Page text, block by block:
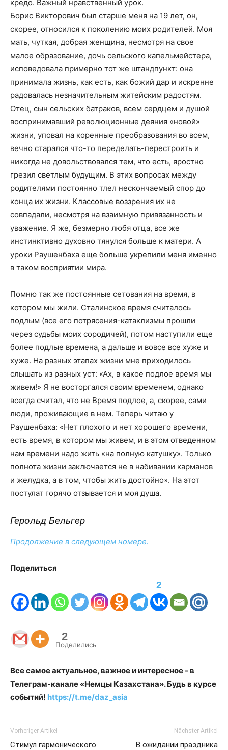
кредо. Важный нравственный урок.
Борис Викторович был старше меня на 19 лет, он,
скорее, относился к поколению моих родителей. Моя
мать, чуткая, добрая женщина, несмотря на свое
малое образование, дочь сельского капельмейстера,
исповедовала примерно тот же штандпункт: она
принимала жизнь, как есть, как божий дар и искренне
радовалась незначительным житейским радостям.
Отец, сын сельских батраков, всем сердцем и душой
воспринимавший революционные деяния «новой»
жизни, уповал на коренные преобразования во всем,
вечно старался что-то переделать-перестроить и
никогда не довольствовался тем, что есть, яростно
грезил светлым будущим. В этих вопросах между
родителями постоянно тлел нескончаемый спор до
конца их жизни. Классовые воззрения их не
совпадали, несмотря на взаимную привязанность и
уважение. Я же, безмерно любя отца, все же
инстинктивно духовно тянулся больше к матери. А
уроки Раушенбаха еще больше укрепили меня именно
в таком восприятии мира.
Помню так же постоянные сетования на время, в
котором мы жили. Сталинское время считалось
подлым (все его потрясения-катаклизмы прошли
через судьбы моих сородичей), потом наступили еще
более подлые времена, а дальше и вовсе все хуже и
хуже. На разных этапах жизни мне приходилось
слышать из разных уст: «Ах, в какое подлое время мы
живем!» Я не восторгался своим временем, однако
всегда считал, что не Время подлое, а, скорее, сами
люди, проживающие в нем. Теперь читаю у
Раушенбаха: «Нет плохого и нет хорошего времени,
есть время, в котором мы живем, и в этом отведенном
нам времени надо жить «на полную катушку». Только
полнота жизни заключается не в набивании карманов
и желудка, а в том, чтобы жить достойно». На этот
постулат горячо отзывается и моя душа.
Герольд Бельгер
Продолжение в следующем номере.
Поделиться
2
2
Поделились
Все самое актуальное, важное и интересное - в
Телеграм-канале «Немцы Казахстана». Будь в курсе
событий! https://t.me/daz_asia
Vorheriger Artikel
Cтимул гармонического
Nächster Artikel
В ожидании праздника